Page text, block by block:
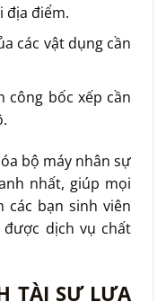
địa điểm.
các vật dụng cần
công bốc xếp cần
bộ máy nhân sự
nhất, giúp mọi
bạn sinh viên
dịch vụ chất
TÀI SỰ LỰA